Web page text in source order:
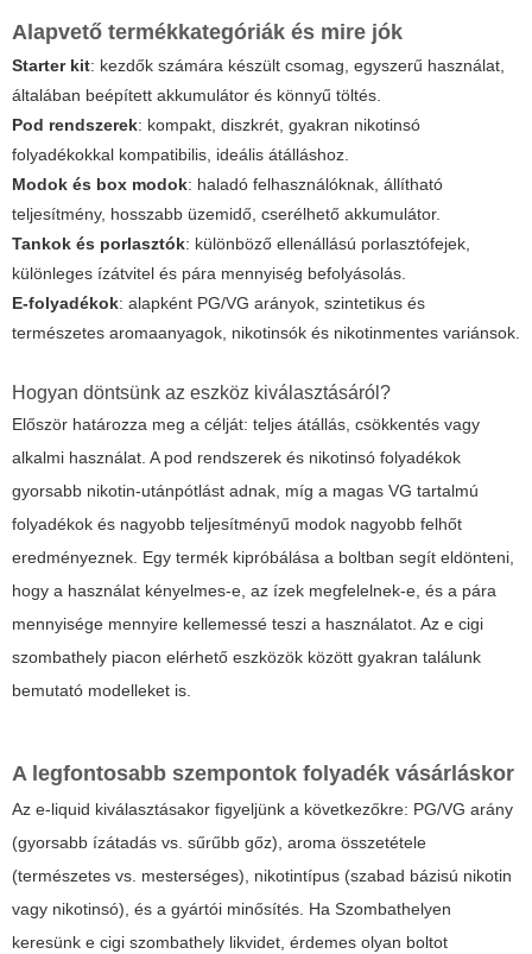
Alapvető termékkategóriák és mire jók
Starter kit: kezdők számára készült csomag, egyszerű használat,
általában beépített akkumulátor és könnyű töltés.
Pod rendszerek: kompakt, diszkrét, gyakran nikotinsó
folyadékokkal kompatibilis, ideális átálláshoz.
Modok és box modok: haladó felhasználóknak, állítható
teljesítmény, hosszabb üzemidő, cserélhető akkumulátor.
Tankok és porlasztók: különböző ellenállású porlasztófejek,
különleges ízátvitel és pára mennyiség befolyásolás.
E-folyadékok: alapként PG/VG arányok, szintetikus és
természetes aromaanyagok, nikotinsók és nikotinmentes variánsok.
Hogyan döntsünk az eszköz kiválasztásáról?
Először határozza meg a célját: teljes átállás, csökkentés vagy
alkalmi használat. A pod rendszerek és nikotinsó folyadékok
gyorsabb nikotin-utánpótlást adnak, míg a magas VG tartalmú
folyadékok és nagyobb teljesítményű modok nagyobb felhőt
eredményeznek. Egy termék kipróbálása a boltban segít eldönteni,
hogy a használat kényelmes-e, az ízek megfelelnek-e, és a pára
mennyisége mennyire kellemessé teszi a használatot. Az e cigi
szombathely piacon elérhető eszközök között gyakran találunk
bemutató modelleket is.
A legfontosabb szempontok folyadék vásárláskor
Az e-liquid kiválasztásakor figyeljünk a következőkre: PG/VG arány
(gyorsabb ízátadás vs. sűrűbb gőz), aroma összetétele
(természetes vs. mesterséges), nikotintípus (szabad bázisú nikotin
vagy nikotinsó), és a gyártói minősítés. Ha Szombathelyen
keresünk e cigi szombathely likvidet, érdemes olyan boltot